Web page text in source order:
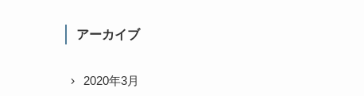
アーカイブ
2020年3月